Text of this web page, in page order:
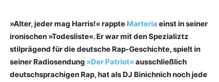
»Alter, jeder mag Harris!« rappte Marteria einst in seiner
ironischen »Todesliste«. Er war mit den Spezializtz
stilprägend für die deutsche Rap-Geschichte, spielt in
seiner Radiosendung »Der Patriot«ausschließlich
deutschsprachigen Rap, hat als DJ Binichnich noch jede